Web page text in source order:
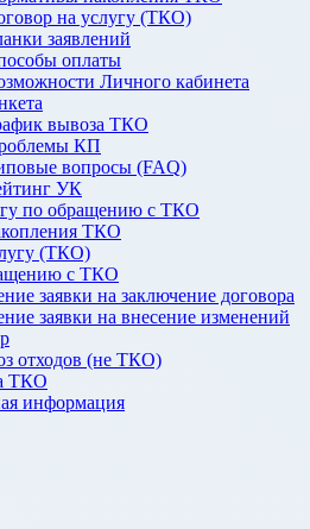
на услугу (ТКО)
заявлений
оплаты
Личного кабинета
вывоза ТКО
КП
вопросы (FAQ)
УК
по обращению с ТКО
ТКО
(ТКО)
с ТКО
заявки на заключение договора
заявки на внесение изменений
отходов (не ТКО)
ТКО
информация